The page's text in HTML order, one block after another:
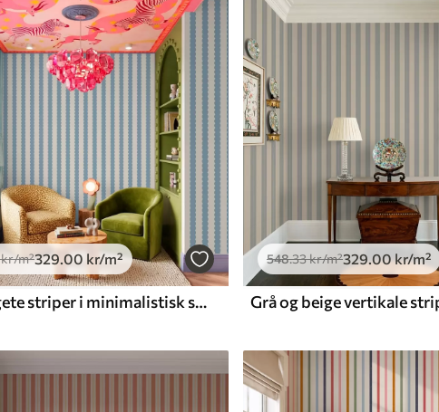
/m²
Premium vinyl
650 .00390.00 kr/m²
kr/m²329.00 kr/m²
Blå bølgete striper i minimalistisk stil
548.33kr/m²329.00kr/m²
Grå og beige vertikale